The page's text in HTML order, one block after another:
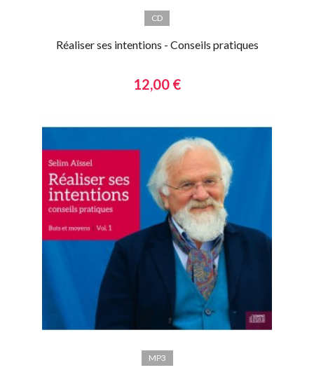
CD
Réaliser ses intentions - Conseils pratiques
12,00 €
MP3